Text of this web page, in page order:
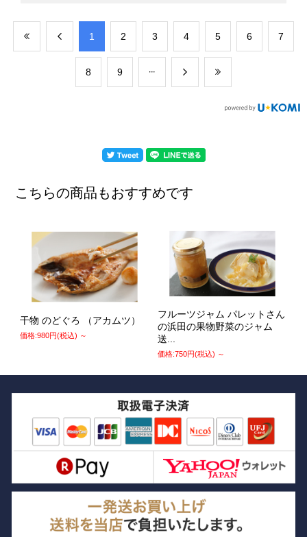
​1 ​2 ​3 ​4 ​5 ​6 ​7
​8 ​9
こちらの商品もおすすめです
干物 のどぐろ （アカムツ）
価格:980円(税込) ～
フルーツジャム パレットさん
の浜田の果物野菜のジャム
送...
価格:750円(税込) ～